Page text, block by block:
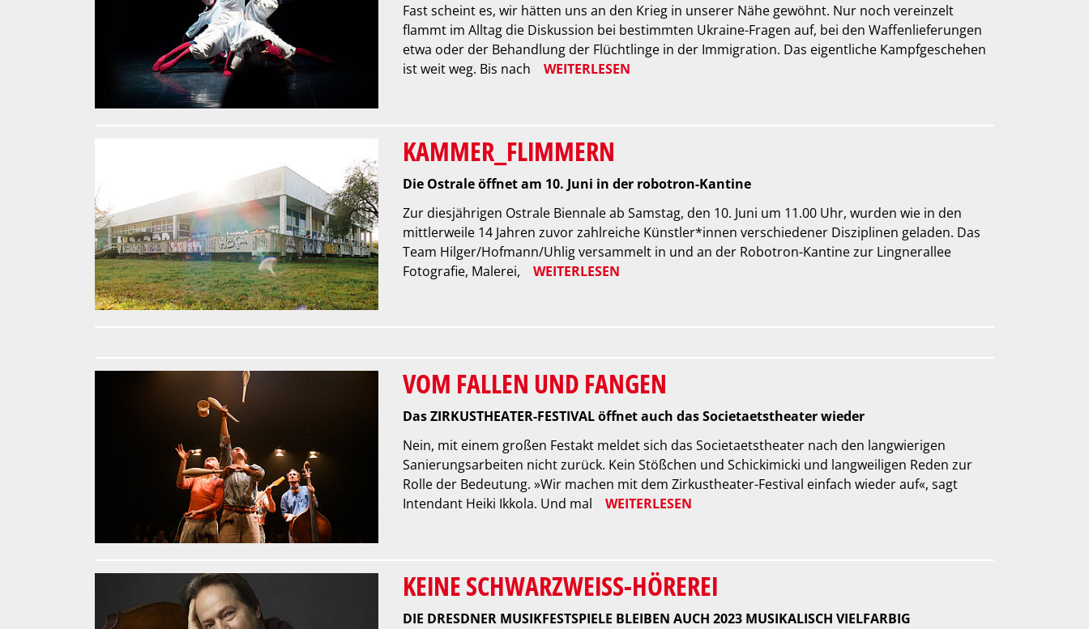
Fast scheint es, wir hätten uns an den Krieg in unserer Nähe gewöhnt. Nur noch vereinzelt
flammt im Alltag die Diskussion bei bestimmten Ukraine-Fragen auf, bei den Waffenlieferungen
etwa oder der Behandlung der Flüchtlinge in der Immigration. Das eigentliche Kampfgeschehen
ist weit weg. Bis nach
WEITERLESEN
KAMMER_FLIMMERN
Die Ostrale öffnet am 10. Juni in der robotron-Kantine
Zur diesjährigen Ostrale Biennale ab Samstag, den 10. Juni um 11.00 Uhr, wurden wie in den
mittlerweile 14 Jahren zuvor zahlreiche Künstler*innen verschiedener Disziplinen geladen. Das
Team Hilger/Hofmann/Uhlig versammelt in und an der Robotron-Kantine zur Lingnerallee
Fotografie, Malerei,
WEITERLESEN
VOM FALLEN UND FANGEN
Das ZIRKUSTHEATER-FESTIVAL öffnet auch das Societaetstheater wieder
Nein, mit einem großen Festakt meldet sich das Societaetstheater nach den langwierigen
Sanierungsarbeiten nicht zurück. Kein Stößchen und Schickimicki und langweiligen Reden zur
Rolle der Bedeutung. »Wir machen mit dem Zirkustheater-Festival einfach wieder auf«, sagt
Intendant Heiki Ikkola. Und mal
WEITERLESEN
KEINE SCHWARZWEISS-HÖREREI
DIE DRESDNER MUSIKFESTSPIELE BLEIBEN AUCH 2023 MUSIKALISCH VIELFARBIG